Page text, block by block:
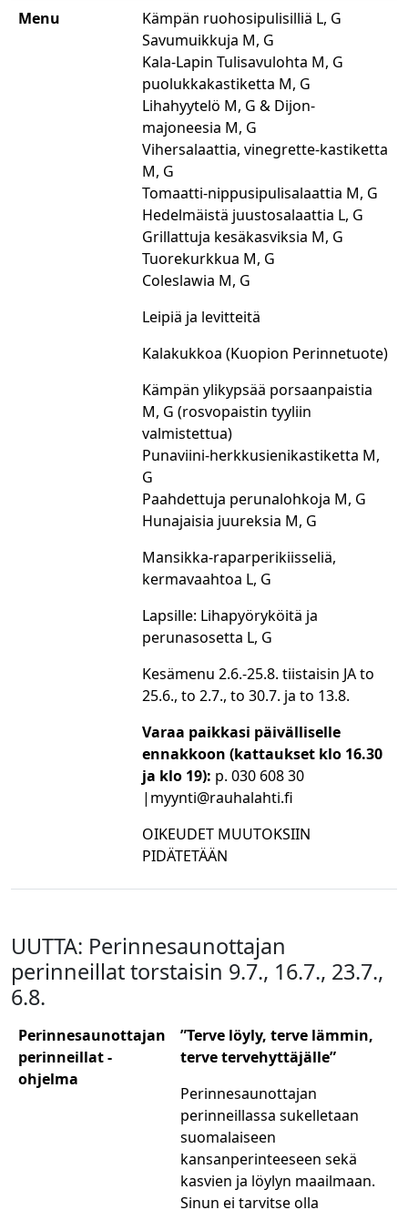
Menu
Kämpän ruohosipulisilliä L, G
Savumuikkuja M, G
Kala-Lapin Tulisavulohta M, G
puolukkakastiketta M, G
Lihahyytelö M, G & Dijon-
majoneesia M, G
Vihersalaattia, vinegrette-kastiketta
M, G
Tomaatti-nippusipulisalaattia M, G
Hedelmäistä juustosalaattia L, G
Grillattuja kesäkasviksia M, G
Tuorekurkkua M, G
Coleslawia M, G
Leipiä ja levitteitä
Kalakukkoa (Kuopion Perinnetuote)
Kämpän ylikypsää porsaanpaistia
M, G (rosvopaistin tyyliin
valmistettua)
Punaviini-herkkusienikastiketta M,
G
Paahdettuja perunalohkoja M, G
Hunajaisia juureksia M, G
Mansikka-raparperikiisseliä,
kermavaahtoa L, G
Lapsille: Lihapyöryköitä ja
perunasosetta L, G
Kesämenu 2.6.-25.8. tiistaisin JA to
25.6., to 2.7., to 30.7. ja to 13.8.
Varaa paikkasi päivälliselle
ennakkoon (kattaukset klo 16.30
ja klo 19): p. 030 608 30
|myynti@rauhalahti.fi
OIKEUDET MUUTOKSIIN
PIDÄTETÄÄN
UUTTA: Perinnesaunottajan
perinneillat torstaisin 9.7., 16.7., 23.7.,
6.8.
Perinnesaunottajan
perinneillat -
ohjelma
”Terve löyly, terve lämmin,
terve tervehyttäjälle”
Perinnesaunottajan
perinneillassa sukelletaan
suomalaiseen
kansanperinteeseen sekä
kasvien ja löylyn maailmaan.
Sinun ei tarvitse olla